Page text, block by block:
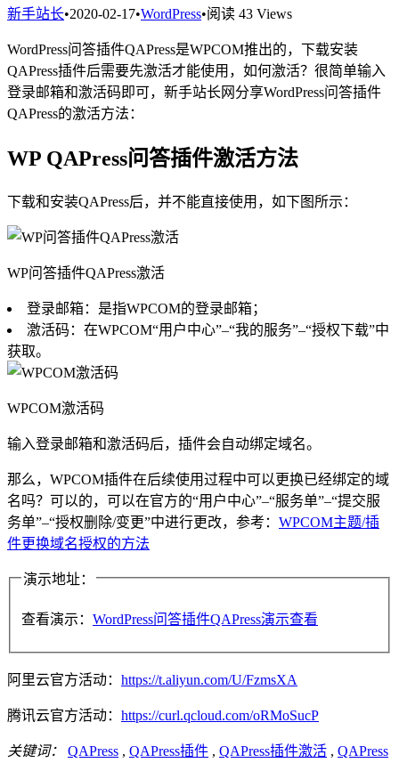
新手站长•2020-02-17•WordPress•阅读 43 Views
WordPress问答插件QAPress是WPCOM推出的，下载安装
QAPress插件后需要先激活才能使用，如何激活？很简单输入
登录邮箱和激活码即可，新手站长网分享WordPress问答插件
QAPress的激活方法：
WP QAPress问答插件激活方法
下载和安装QAPress后，并不能直接使用，如下图所示：
WP问答插件QAPress激活
登录邮箱：是指WPCOM的登录邮箱；
激活码：在WPCOM“用户中心”–“我的服务”–“授权下载”中
获取。
WPCOM激活码
输入登录邮箱和激活码后，插件会自动绑定域名。
那么，WPCOM插件在后续使用过程中可以更换已经绑定的域
名吗？可以的，可以在官方的“用户中心”–“服务单”–“提交服
务单”–“授权删除/变更”中进行更改，参考： WPCOM主题/插
件更换域名授权的方法
演示地址：
查看演示： WordPress问答插件QAPress演示查看
阿里云官方活动： https://t.aliyun.com/U/FzmsXA
腾讯云官方活动： https://curl.qcloud.com/oRMoSucP
关键词： QAPress , QAPress插件 , QAPress插件激活 , QAPress